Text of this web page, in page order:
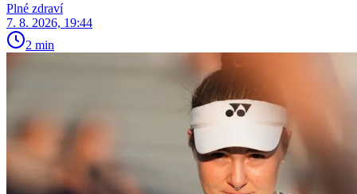
Plné zdraví
7. 8. 2026, 19:44
2 min